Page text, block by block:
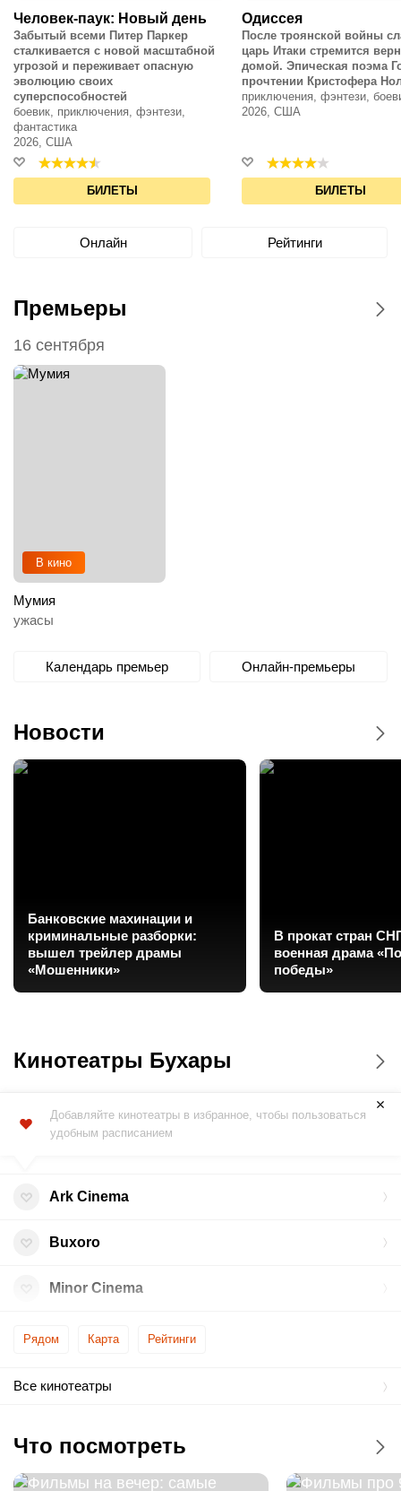
Онлайн Рейтинги
Человек-паук: Новый день
Забытый всеми Питер Паркер
сталкивается с новой масштабной
угрозой и переживает опасную
эволюцию своих
суперспособностей
боевик, приключения, фэнтези,
фантастика
2026, США
БИЛЕТЫ
Одиссея
После троянской войны
царь Итаки стремится
домой. Эпическая поэма
прочтении Кристофера
приключения, фэнтези,
2026, США
БИЛЕТЫ
Премьеры
Календарь премьер Онлайн-премьеры
16 сентября
В кино
Мумия
ужасы
Новости
Банковские махинации и
криминальные разборки:
вышел трейлер драмы
«Мошенники»
В прокат стран
военная драма
победы»
Кинотеатры Бухары
Рядом Карта Рейтинги
Добавляйте кинотеатры в избранное, чтобы пользоваться
удобным расписанием
Ark Cinema
Buxoro
Minor Cinema
Все кинотеатры
Что посмотреть